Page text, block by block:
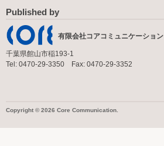
Published by
有限会社コアコミュニケーション
千葉県館山市稲193-1
Tel: 0470-29-3350 Fax: 0470-29-3352
Copyright © 2026 Core Communication.